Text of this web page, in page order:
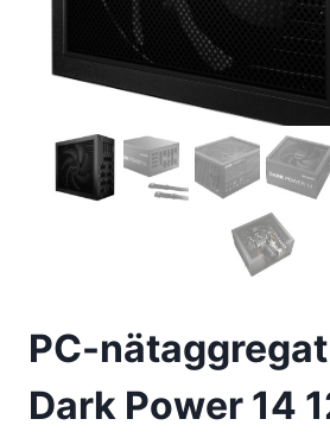
PC-
Dark Power 14